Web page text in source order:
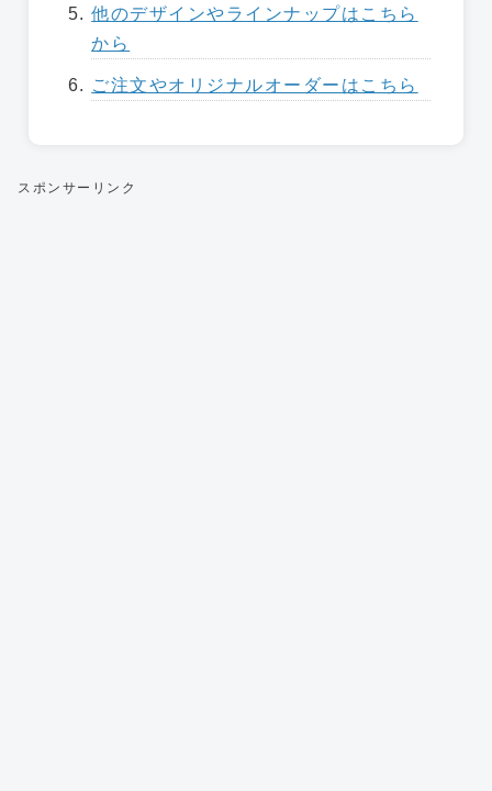
他のデザインやラインナップはこちら
から
ご注文やオリジナルオーダーはこちら
スポンサーリンク